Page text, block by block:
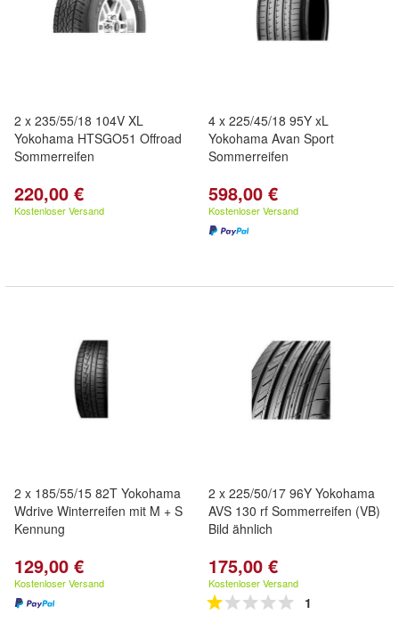
2 x 235/55/18 104V XL
Yokohama HTSGO51 Offroad
Sommerreifen
220,00 €
Kostenloser Versand
4 x 225/45/18 95Y xL
Yokohama Avan Sport
Sommerreifen
598,00 €
Kostenloser Versand
2 x 185/55/15 82T Yokohama
Wdrive Winterreifen mit M + S
Kennung
129,00 €
Kostenloser Versand
2 x 225/50/17 96Y Yokohama
AVS 130 rf Sommerreifen (VB)
Bild ähnlich
175,00 €
Kostenloser Versand
1